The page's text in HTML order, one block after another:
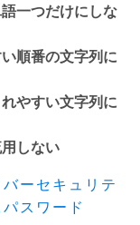
一つだけにしな
順番の文字列に
やすい文字列に
しない
ーセキュリテ
スワード